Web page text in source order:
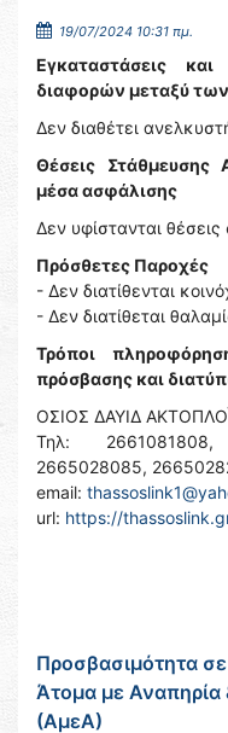
19/07/2024 10:31 πμ.
Εγκαταστάσεις
διαφορών μεταξύ
Δεν διαθέτει
Θέσεις Στάθμευσης
μέσα ασφάλισης
Δεν υφίστανται
Πρόσθετες Παροχές
- Δεν διατίθενται
- Δεν διατίθεται
Τρόποι
πρόσβασης και
ΟΣΙΟΣ ΔΑΥΙΔ
Τηλ:
2665028085,
email:
url: https://
Προσβασιμότητα
Άτομα με Αναπηρία
(ΑμεΑ)